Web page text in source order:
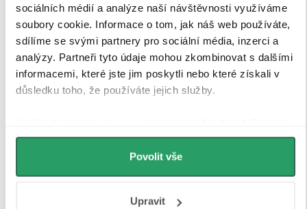
sociálních médií a analýze naší návštěvnosti využíváme
soubory cookie. Informace o tom, jak náš web používáte,
sdílíme se svými partnery pro sociální média, inzerci a
analýzy. Partneři tyto údaje mohou zkombinovat s dalšími
informacemi, které jste jim poskytli nebo které získali v
důsledku toho, že používáte jejich služby.
můžeme používat cookies pro analytiku a
personalizovanou reklamu. Jak Google zpracovává
osobní údaje najdete na stránkách
Povolit vše
Upravit
zajišťují jejich bezpečné přilnutí.